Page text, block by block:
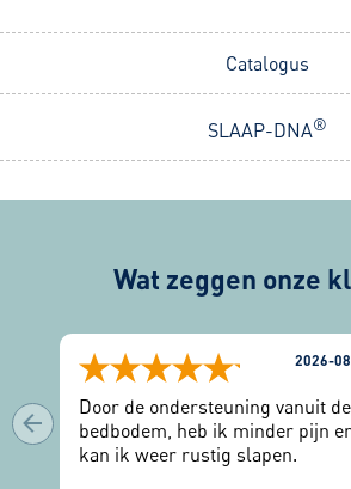
Catalogus
SLAAP-DNA®
Wat zeggen onze
2026-
Door de ondersteuning vanuit de
bedbodem, heb ik minder pijn
kan ik weer rustig slapen.